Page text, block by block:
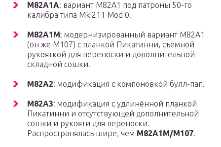
M82A1A: вариант M82A1 под патроны 50-го
калибра типа Mk 211 Mod 0.
M82A1M: модернизированный вариант M82A1
(он же M107) с планкой Пикатинни, съёмной
рукояткой для переноски и дополнительной
складной сошки.
M82A2: модификация с компоновкой булл-пап.
M82A3: модификация с удлинённой планкой
Пикатинни и отсутствующей дополнительной
сошки и рукояти для переноски.
Распространялась шире, чем M82A1M/M107.